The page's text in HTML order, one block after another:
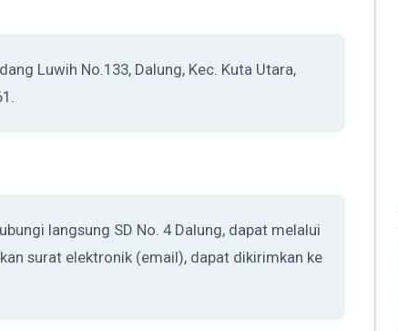
Luwih No.133, Dalung, Kec. Kuta Utara,
langsung SD No. 4 Dalung, dapat melalui
surat elektronik (email), dapat dikirimkan ke